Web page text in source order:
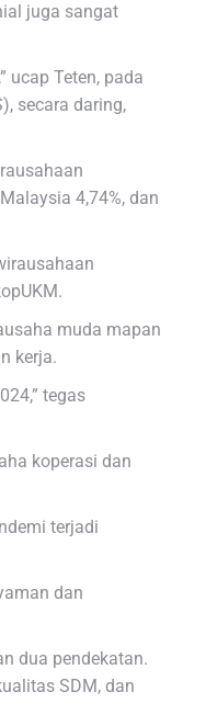
juga sangat
ucap Teten, pada
secara daring,
4,74%, dan
muda mapan
kerja.
tegas
koperasi dan
terjadi
dan
dua pendekatan.
SDM, dan